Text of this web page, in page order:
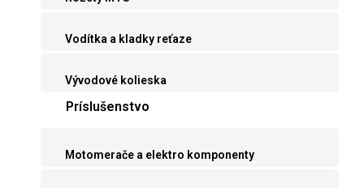
Vodítka a kladky reťaze
Vývodové kolieska
Príslušenstvo
Motomerače a elektro komponenty